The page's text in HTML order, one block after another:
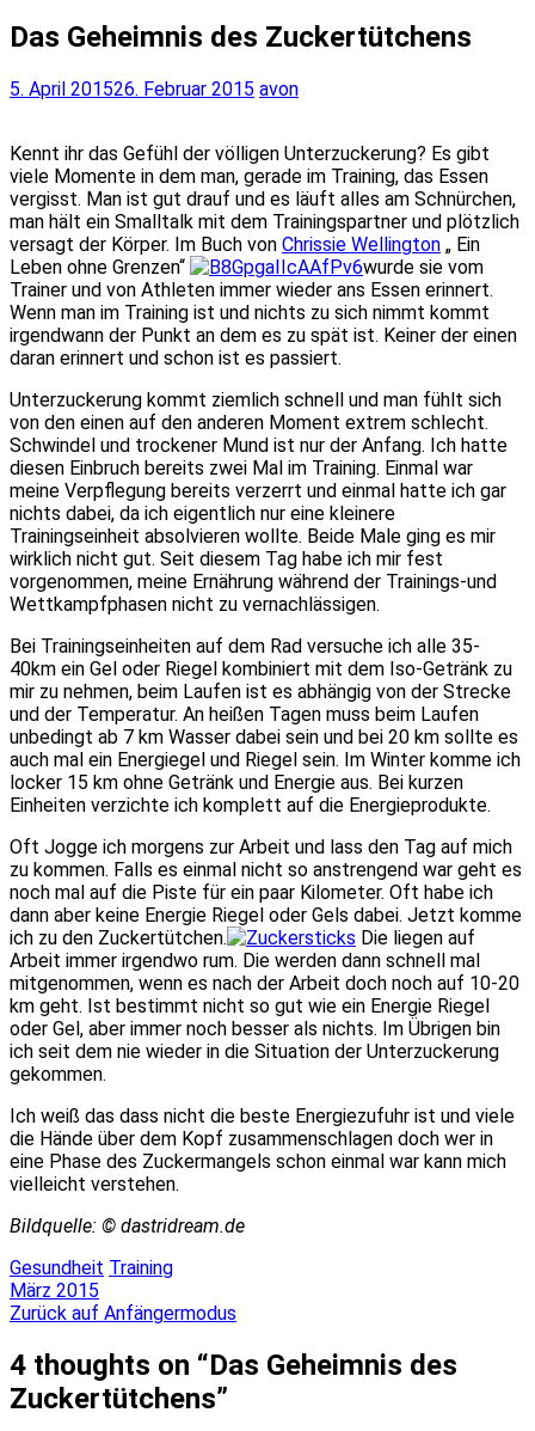
Das Geheimnis des Zuckertütchens
5. April 201526. Februar 2015 avon
Kennt ihr das Gefühl der völligen Unterzuckerung? Es gibt
viele Momente in dem man, gerade im Training, das Essen
vergisst. Man ist gut drauf und es läuft alles am Schnürchen,
man hält ein Smalltalk mit dem Trainingspartner und plötzlich
versagt der Körper. Im Buch von Chrissie Wellington „ Ein
Leben ohne Grenzen“
wurde sie vom
Trainer und von Athleten immer wieder ans Essen erinnert.
Wenn man im Training ist und nichts zu sich nimmt kommt
irgendwann der Punkt an dem es zu spät ist. Keiner der einen
daran erinnert und schon ist es passiert.
Unterzuckerung kommt ziemlich schnell und man fühlt sich
von den einen auf den anderen Moment extrem schlecht.
Schwindel und trockener Mund ist nur der Anfang. Ich hatte
diesen Einbruch bereits zwei Mal im Training. Einmal war
meine Verpflegung bereits verzerrt und einmal hatte ich gar
nichts dabei, da ich eigentlich nur eine kleinere
Trainingseinheit absolvieren wollte. Beide Male ging es mir
wirklich nicht gut. Seit diesem Tag habe ich mir fest
vorgenommen, meine Ernährung während der Trainings-und
Wettkampfphasen nicht zu vernachlässigen.
Bei Trainingseinheiten auf dem Rad versuche ich alle 35-
40km ein Gel oder Riegel kombiniert mit dem Iso-Getränk zu
mir zu nehmen, beim Laufen ist es abhängig von der Strecke
und der Temperatur. An heißen Tagen muss beim Laufen
unbedingt ab 7 km Wasser dabei sein und bei 20 km sollte es
auch mal ein Energiegel und Riegel sein. Im Winter komme ich
locker 15 km ohne Getränk und Energie aus. Bei kurzen
Einheiten verzichte ich komplett auf die Energieprodukte.
Oft Jogge ich morgens zur Arbeit und lass den Tag auf mich
zu kommen. Falls es einmal nicht so anstrengend war geht es
noch mal auf die Piste für ein paar Kilometer. Oft habe ich
dann aber keine Energie Riegel oder Gels dabei. Jetzt komme
ich zu den Zuckertütchen.
Die liegen auf
Arbeit immer irgendwo rum. Die werden dann schnell mal
mitgenommen, wenn es nach der Arbeit doch noch auf 10-20
km geht. Ist bestimmt nicht so gut wie ein Energie Riegel
oder Gel, aber immer noch besser als nichts. Im Übrigen bin
ich seit dem nie wieder in die Situation der Unterzuckerung
gekommen.
Ich weiß das dass nicht die beste Energiezufuhr ist und viele
die Hände über dem Kopf zusammenschlagen doch wer in
eine Phase des Zuckermangels schon einmal war kann mich
vielleicht verstehen.
Bildquelle: © dastridream.de
Gesundheit Training
Beitragsnavigation
März 2015
Zurück auf Anfängermodus
4 thoughts on “Das Geheimnis des
Zuckertütchens”